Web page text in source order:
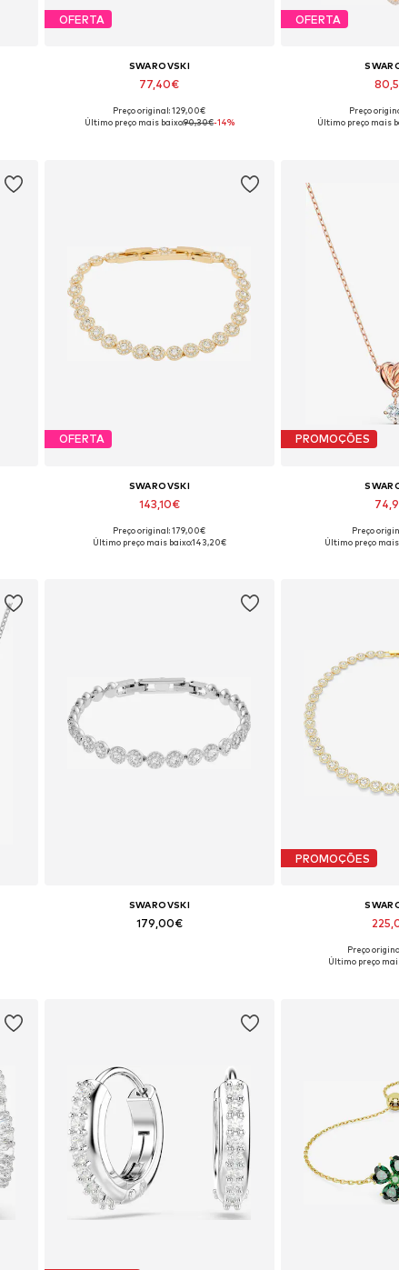
OFERTA
SWAROVSKI
77,40€
Tamanhos disponíveis: One Size
Preço original: 129,00€
Último preço mais baixo:90,30€-14%
OFERTA
Tamanhos
Preço
Último preço mais
OFERTA
SWAROVSKI
143,10€
Tamanhos disponíveis: One Size
Preço original: 179,00€
Último preço mais baixo:143,20€
PROMOÇÕES
Tamanhos
Preço
Último preço mais
SWAROVSKI
179,00€
PROMOÇÕES
Tamanhos
Preço
Último preço